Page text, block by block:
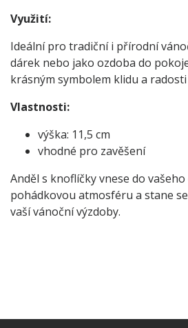
Využití:
Ideální pro tradiční i přírodní
dárek nebo jako ozdoba do
krásným symbolem klidu a radosti
Vlastnosti:
výška: 11,5 cm
vhodné pro zavěšení
Anděl s knoflíčky vnese do
pohádkovou atmosféru a stane
vaší vánoční výzdoby.